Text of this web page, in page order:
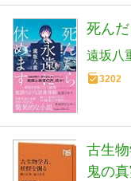
死ん
遠坂八
3202
古生
鬼の